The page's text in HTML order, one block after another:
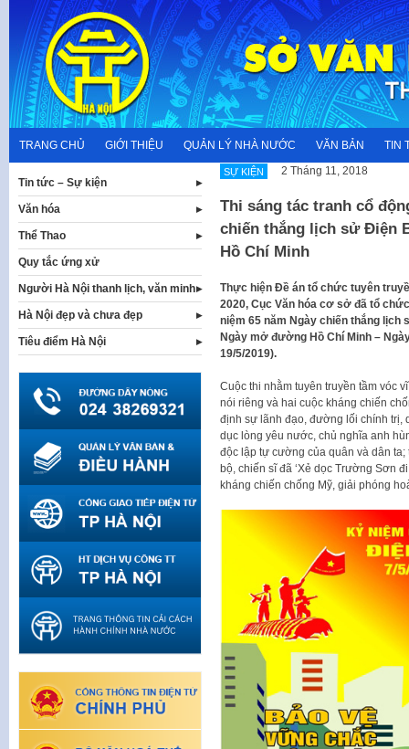
content
TRANG CHỦ GIỚI THIỆU QUẢN LÝ NHÀ NƯỚC VĂN BẢN TIN
SỰ KIỆN 2 Tháng 11, 2018
Thi sáng tác tranh cổ
chiến thắng lịch sử Điện
Hồ Chí Minh
Thực hiện Đề án tổ chức tuyên
2020, Cục Văn hóa cơ sở đã tổ
niệm 65 năm Ngày chiến thắng lịch
Ngày mở đường Hồ Chí Minh –
19/5/2019).
Cuộc thi nhằm tuyên truyền tầm vóc
nói riêng và hai cuộc kháng chiến
định sự lãnh đạo, đường lối chính trị,
dục lòng yêu nước, chủ nghĩa anh
độc lập tự cường của quân và dân
bộ, chiến sĩ đã ‘Xẻ dọc Trường Sơn
kháng chiến chống Mỹ, giải phóng
Tin tức – Sự kiện
Văn hóa
Thể Thao
Quy tắc ứng xử
Người Hà Nội thanh lịch, văn minh
Hà Nội đẹp và chưa đẹp
Tiêu điểm Hà Nội